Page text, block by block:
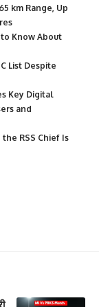
km Range, Up
to Know About
List Despite
Key Digital
and
RSS Chief Is